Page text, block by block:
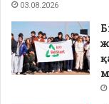
03.08.2026